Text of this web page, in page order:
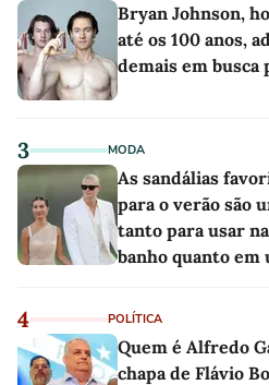
Bryan Johnson,
até os 100 anos,
demais em busca
3 MODA
As sandálias
para o verão são
tanto para usar
banho quanto em
4 POLÍTICA
Quem é Alfredo
chapa de Flávio